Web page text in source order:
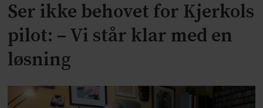
Ser ikke behovet for Kjerkols
pilot: – Vi står klar med en
løsning